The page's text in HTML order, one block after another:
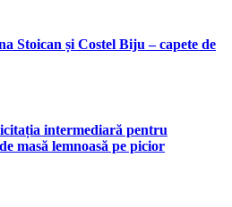
Stoican și Costel Biju – capete de
intermediară pentru
masă lemnoasă pe picior